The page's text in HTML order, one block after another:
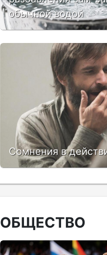
обычной водой
Сомнения в
ОБЩЕСТВО